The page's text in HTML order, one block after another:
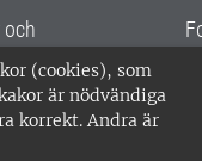
(cookies), som
är nödvändiga
korrekt. Andra är